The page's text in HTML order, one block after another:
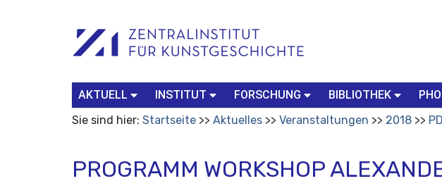
Werkzeuge
Search…
AKTUELL INSTITUT FORSCHUNG BIBLIOTHEK
Sie sind hier: Startseite Aktuelles Veranstaltungen 2018
PROGRAMM WORKSHOP